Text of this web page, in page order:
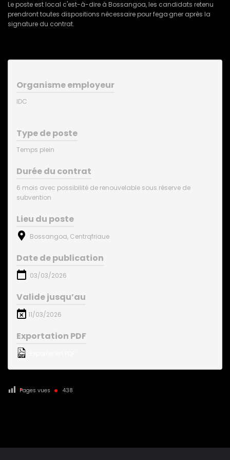
Le poste est local c'est-à-dire à Bossangoa, les candidats retenu
prendront toutes dispositions nécessaire pour fega·gner après la
signature du contrat.
Organisme employeur
IDC
Type de poste
Temps plein
Durée du contrat
6 mois avec possibilité de renouvelable sous réserve de
subvention
Lieu du poste
Bossangoa, Centrqfriaue
Date de publication
03/03/2026
Valide jusqu’au
11/03/2026
Exportation PDF
Pages vues 438